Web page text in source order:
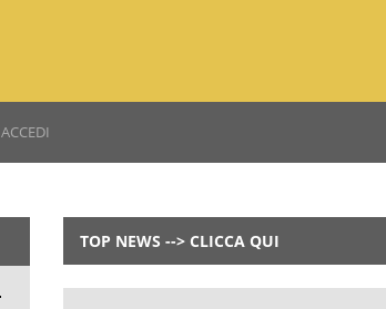
ACCEDI
TOP NEWS --> CLICCA QUI